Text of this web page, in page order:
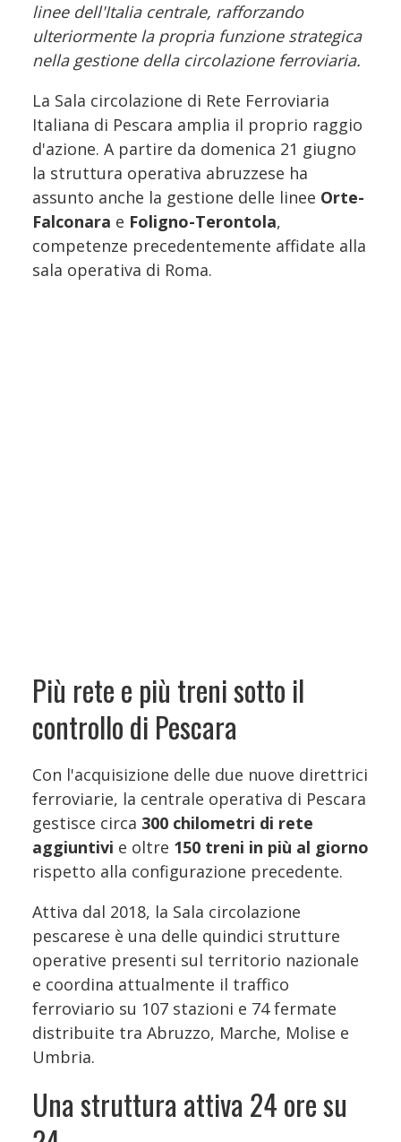
linee dell'Italia centrale, rafforzando
ulteriormente la propria funzione strategica
nella gestione della circolazione ferroviaria.
La Sala circolazione di Rete Ferroviaria
Italiana di Pescara amplia il proprio raggio
d'azione. A partire da domenica 21 giugno
la struttura operativa abruzzese ha
assunto anche la gestione delle linee Orte-
Falconara e Foligno-Terontola,
competenze precedentemente affidate alla
sala operativa di Roma.
Più rete e più treni sotto il
controllo di Pescara
Con l'acquisizione delle due nuove direttrici
ferroviarie, la centrale operativa di Pescara
gestisce circa 300 chilometri di rete
aggiuntivi e oltre 150 treni in più al giorno
rispetto alla configurazione precedente.
Attiva dal 2018, la Sala circolazione
pescarese è una delle quindici strutture
operative presenti sul territorio nazionale
e coordina attualmente il traffico
ferroviario su 107 stazioni e 74 fermate
distribuite tra Abruzzo, Marche, Molise e
Umbria.
Una struttura attiva 24 ore su